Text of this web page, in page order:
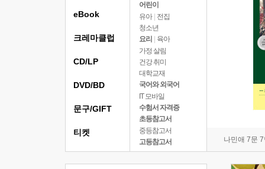
어린이
유아 | 전집
청소년
요리
육아
가정 살림
건강 취미
대학교재
국어와 외국어
IT 모바일
수험서 자격증
초등참고서
중등참고서
고등참고서
나민애 7문
eBook
크레마클럽
CD/LP
DVD/BD
문구/GIFT
티켓